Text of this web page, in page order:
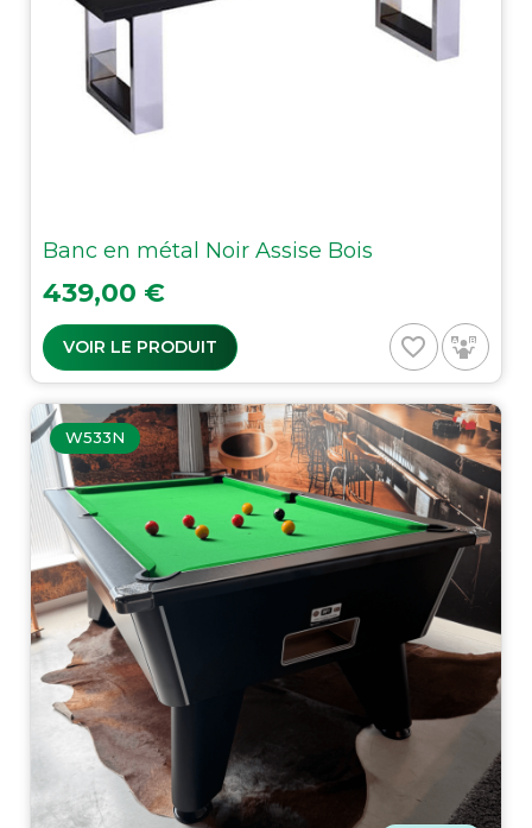
Banc en métal Noir Assise Bois
Prix
439,00 €
VOIR LE PRODUIT favorite_border
W533N